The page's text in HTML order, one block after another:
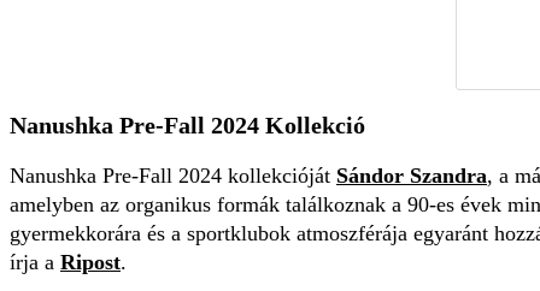
Nanushka Pre-Fall 2024 Kollekció
Nanushka Pre-Fall 2024 kollekcióját Sándor Szandra, a
amelyben az organikus formák találkoznak a 90-es évek
gyermekkorára és a sportklubok atmoszférája egyaránt
írja a Ripost.